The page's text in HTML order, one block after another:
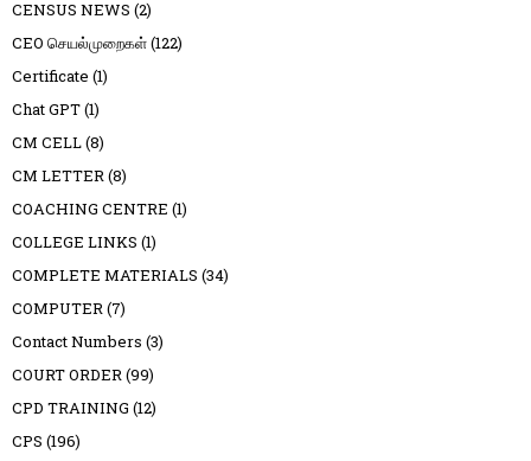
CENSUS NEWS (2)
CEO செயல்முறைகள்(122)
Certificate (1)
Chat GPT(1)
CM CELL(8)
CM LETTER(8)
COACHING CENTRE (1)
COLLEGE LINKS (1)
COMPLETE MATERIALS (34)
COMPUTER(7)
Contact Numbers (3)
COURT ORDER(99)
CPD TRAINING (12)
CPS (196)